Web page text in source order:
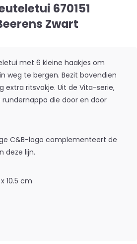
670151
Zwart
met 6 kleine haakjes om
weg te bergen. Bezit bovendien
extra ritsvakje. Uit de Vita-serie,
die door en door
C&B-logo complementeert de
deze lijn.
x 10.5 cm